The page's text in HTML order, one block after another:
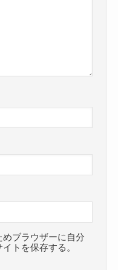
ブラウザーに自分
トを保存する。